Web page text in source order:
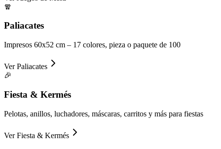
🧣
Paliacates
Impresos 60x52 cm – 17 colores, pieza o paquete de 100
VerPaliacates
🎉
Fiesta & Kermés
Pelotas, anillos, luchadores, máscaras, carritos y más para fiestas
VerFiesta & Kermés